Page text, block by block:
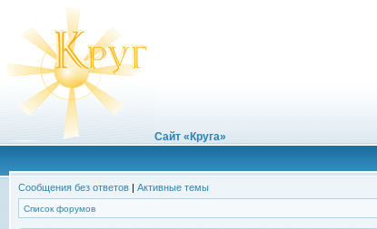
Сайт «Круга»
Сообщения без ответов | Активные темы
Список форумов